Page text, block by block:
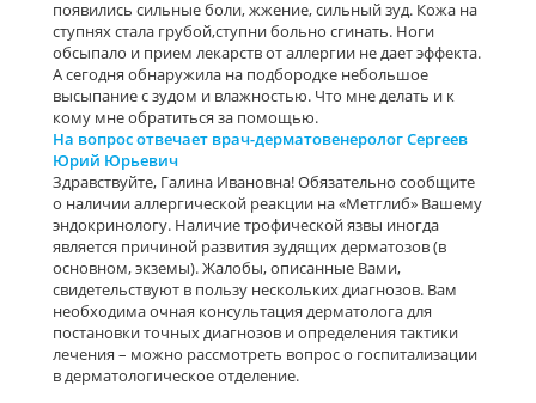
появились сильные боли, жжение, сильный зуд. Кожа на
ступнях стала грубой,ступни больно сгинать. Ноги
обсыпало и прием лекарств от аллергии не дает эффекта.
А сегодня обнаружила на подбородке небольшое
высыпание с зудом и влажностью. Что мне делать и к
кому мне обратиться за помощью.
На вопрос отвечает врач-дерматовенеролог Сергеев
Юрий Юрьевич
Здравствуйте, Галина Ивановна! Обязательно сообщите
о наличии аллергической реакции на «Метглиб» Вашему
эндокринологу. Наличие трофической язвы иногда
является причиной развития зудящих дерматозов (в
основном, экземы). Жалобы, описанные Вами,
свидетельствуют в пользу нескольких диагнозов. Вам
необходима очная консультация дерматолога для
постановки точных диагнозов и определения тактики
лечения – можно рассмотреть вопрос о госпитализации
в дерматологическое отделение.